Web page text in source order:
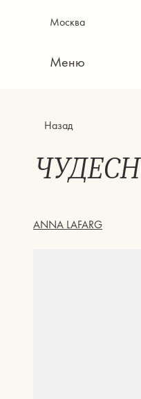
Москва
Меню
Назад
ANNA LAFARG